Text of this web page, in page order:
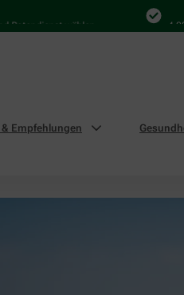
wählen 4.000 Mal
Empfehlungen